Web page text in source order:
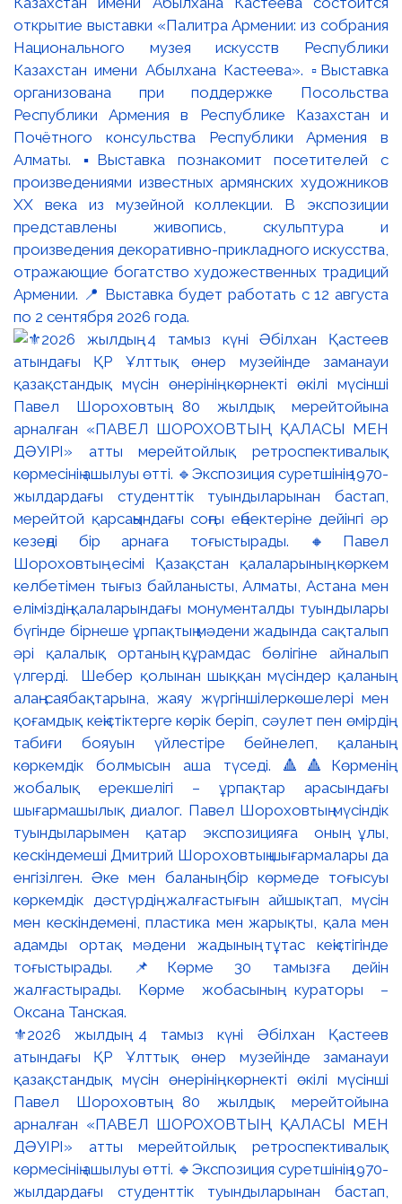
открытие выставки «Палитра Армении: из собрания
Национального музея искусств Республики
Казахстан имени Абылхана Кастеева». ▫️Выставка
организована при поддержке Посольства
Республики Армения в Республике Казахстан и
Почётного консульства Республики Армения в
Алматы. ▪️Выставка познакомит посетителей с
произведениями известных армянских художников
XX века из музейной коллекции. В экспозиции
представлены живопись, скульптура и
произведения декоративно-прикладного искусства,
отражающие богатство художественных традиций
Армении. 📍 Выставка будет работать с 12 августа
по 2 сентября 2026 года.
⚜️2026 жылдың 4 тамыз күні Әбілхан Қастеев
атындағы ҚР Ұлттық өнер музейінде заманауи
қазақстандық мүсін өнерінің көрнекті өкілі мүсінші
Павел Шороховтың 80 жылдық мерейтойына
арналған «ПАВЕЛ ШОРОХОВТЫҢ ҚАЛАСЫ МЕН
ДӘУІРІ» атты мерейтойлық ретроспективалық
көрмесінің ашылуы өтті. 🔹Экспозиция суретшінің 1970-
жылдардағы студенттік туындыларынан бастап,